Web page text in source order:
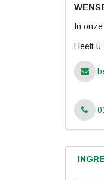
In
Heeft u